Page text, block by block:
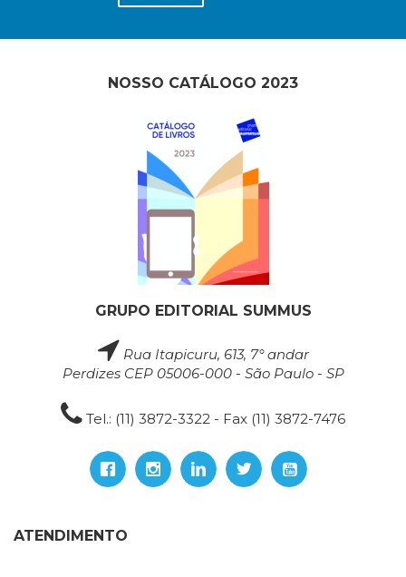
NOSSO CATÁLOGO 2023
GRUPO EDITORIAL SUMMUS
Rua Itapicuru, 613, 7° andar
Perdizes CEP 05006-000 - São Paulo - SP
Tel.: (11) 3872-3322 - Fax (11) 3872-7476
ATENDIMENTO